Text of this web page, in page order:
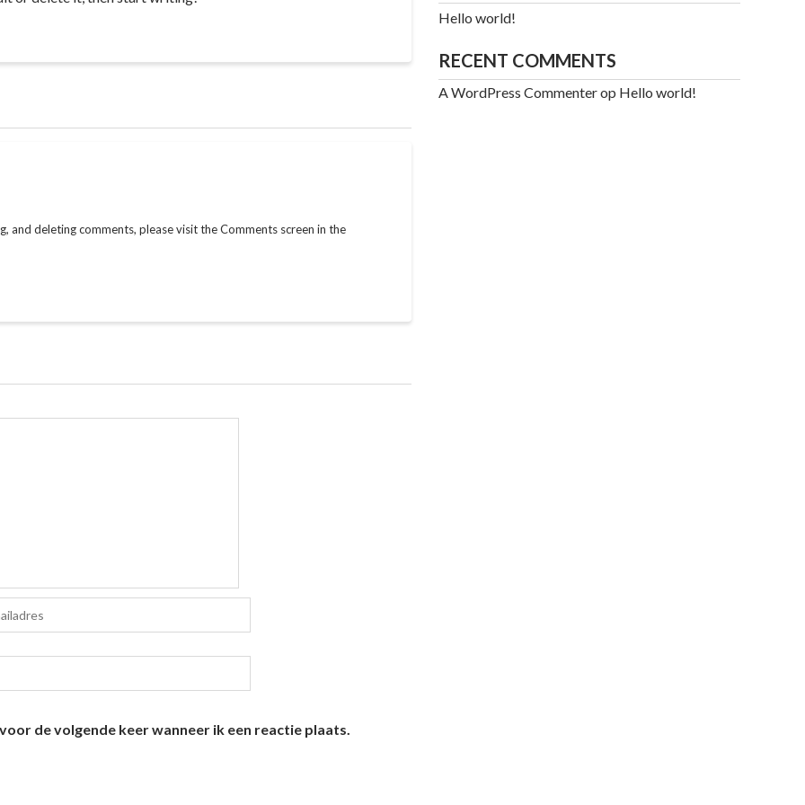
and deleting comments, please visit the Comments screen in the
de volgende keer wanneer ik een reactie plaats.
Hello world!
RECENT COMMENTS
A WordPress Commenterop Hello world!